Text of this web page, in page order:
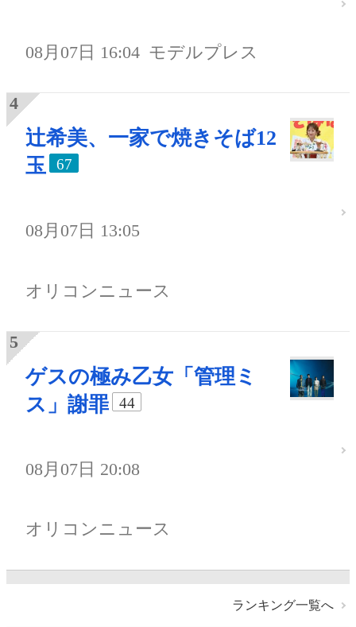
08月07日 16:04 モデルプレス
辻希美、一家で焼きそば12
玉
67
08月07日 13:05
オリコンニュース
ゲスの極み乙女「管理ミ
ス」謝罪
44
08月07日 20:08
オリコンニュース
ランキング一覧へ